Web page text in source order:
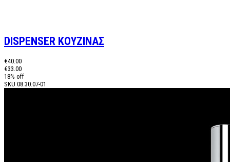
DISPENSER ΚΟΥΖΙΝΑΣ
€40.00
€33.00
18% off
SKU 08.30.07-01